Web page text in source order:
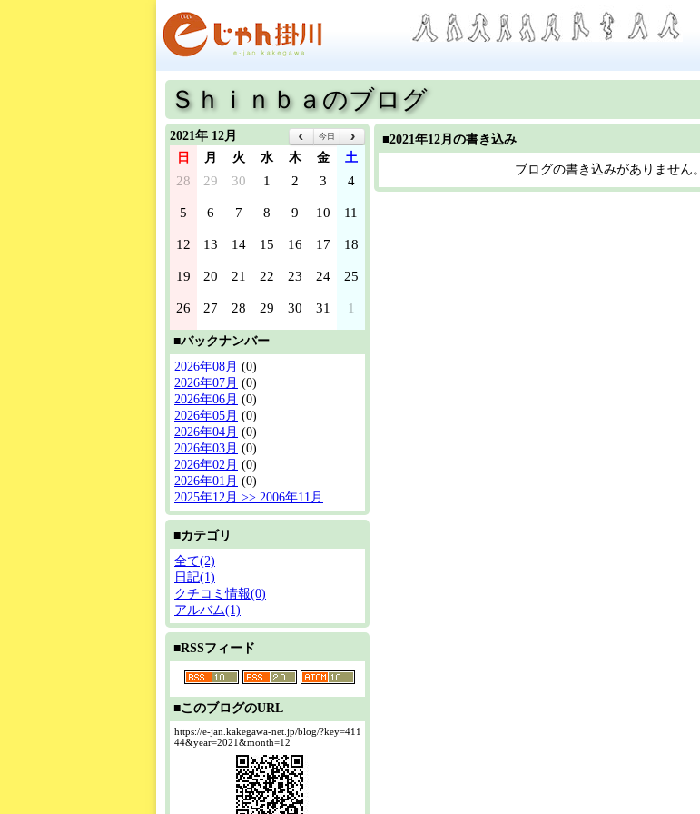
Ｓｈｉｎｂａのブログ
2021年 12月 今日
日 月 火 水 木 金 土
28 29 30 1 2 3 4
5 6 7 8 9 10 11
12 13 14 15 16 17 18
19 20 21 22 23 24 25
26 27 28 29 30 31 1
■バックナンバー
2026年08月 (0)
2026年07月 (0)
2026年06月 (0)
2026年05月 (0)
2026年04月 (0)
2026年03月 (0)
2026年02月 (0)
2026年01月 (0)
2025年12月 >> 2006年11月
■カテゴリ
全て(2)
日記(1)
クチコミ情報(0)
アルバム(1)
■RSSフィード
■このブログのURL
https://e-jan.kakegawa-net.jp/blog/?key=411
44&year=2021&month=12
■2021年12月の書き込み
ブログの書き込みがありません。